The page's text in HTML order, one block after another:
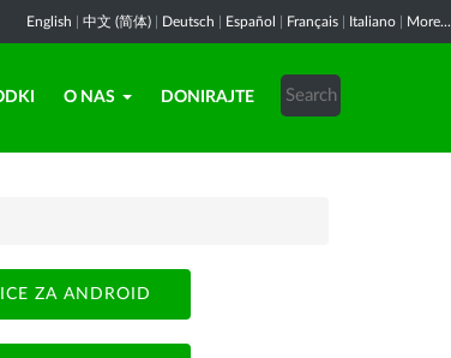
English 中文 (简体) Deutsch Español Français Italiano More...
O NAS DONIRAJTE
ZA ANDROID